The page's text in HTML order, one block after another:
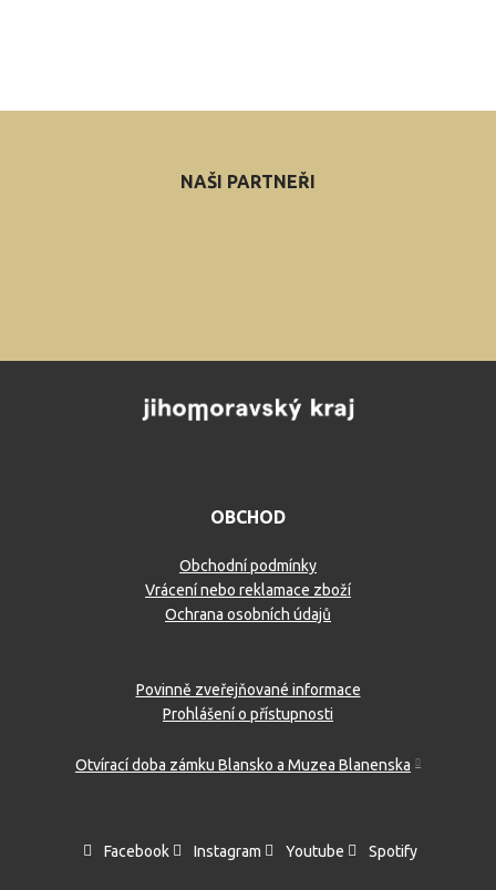
NAŠI PARTNEŘI
OBCHOD
Obchodní podmínky
Vrácení nebo reklamace zboží
Ochrana osobních údajů
Povinně zveřejňované informace
Prohlášení o přístupnosti
Otvírací doba zámku Blansko a Muzea Blanenska
Facebook Instagram Youtube Spotify